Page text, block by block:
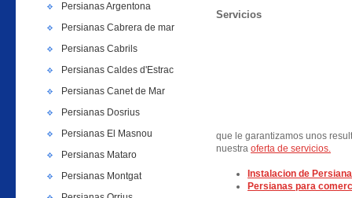
Persianas Argentona
Persianas Cabrera de mar
Persianas Cabrils
Persianas Caldes d'Estrac
Persianas Canet de Mar
Persianas Dosrius
Persianas El Masnou
Persianas Mataro
Persianas Montgat
Servicios
que le garantizamos unos
nuestra oferta de servicios.
Instalacion de Persiana
Persianas para